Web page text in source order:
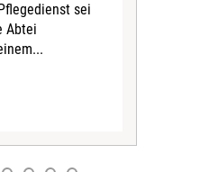
sei
Abtei